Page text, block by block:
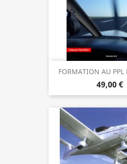
FORMATION AU PPL
49,00 €